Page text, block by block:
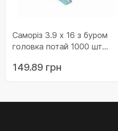
Саморіз 3.9 x 16 з буром
головка потай 1000 шт
149.89 грн